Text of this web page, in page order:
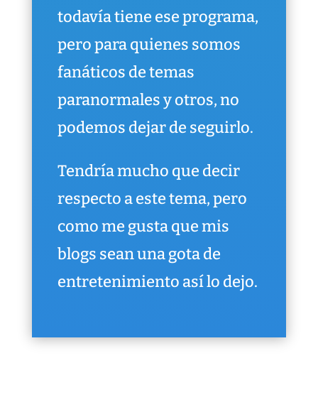
todavía tiene ese programa,
pero para quienes somos
fanáticos de temas
paranormales y otros, no
podemos dejar de seguirlo.
Tendría mucho que decir
respecto a este tema, pero
como me gusta que mis
blogs sean una gota de
entretenimiento así lo dejo.